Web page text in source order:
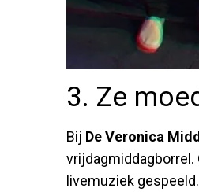
3. Ze
Bij De Veronica
livemuziek